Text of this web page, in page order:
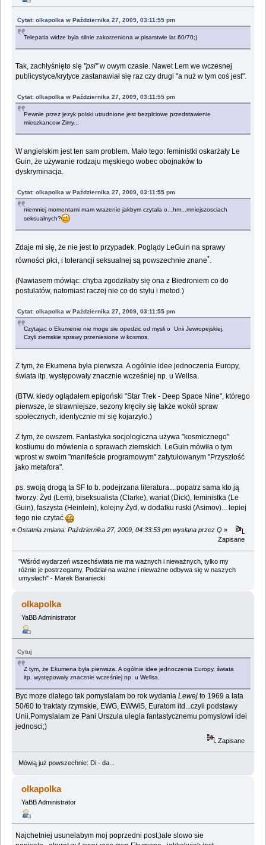
Cytat: olkapolka w Października 27, 2009, 03:11:55 pm
Telepatia widze byla silnie zakorzeniona w pisarstwie lat 60/70;)
Tak, zachłyśnięto się "psi"w owym czasie. Nawet Lem we wczesnej
publicystyce/krytyce zastanawiał się raz czy drugi "a nuż w tym coś jest".
Cytat: olkapolka w Października 27, 2009, 03:11:55 pm
Pewnie przez jezyk polski utrudnione jest bezplciowe przedstawienie
mieszkancow Zimy...
W angielskim jest ten sam problem. Mało tego: feministki oskarżały Le
Guin, że używanie rodzaju męskiego wobec obojnaków to
dyskryminacja.
Cytat: olkapolka w Października 27, 2009, 03:11:55 pm
niemniej momentami mam wrazenie jakbym czytala o...hm...mniejszosciach
seksualnych?
Zdaje mi się, że nie jest to przypadek. Poglądy LeGuin na sprawy
równości płci, i tolerancji seksualnej są powszechnie znane*.
(Nawiasem mówiąc: chyba zgodziłaby się ona z Biedroniem co do
postulatów, natomiast raczej nie co do stylu i metod.)
Cytat: olkapolka w Października 27, 2009, 03:11:55 pm
Czytajac o Ekumenie nie moge sie opedzic od mysli o Unii Jewropejskiej.
Czyli ziemskie sprawy przeniesione w kosmos.
Z tym, że Ekumena była pierwsza. A ogólnie idee jednoczenia Europy,
świata itp. występowały znacznie wcześniej np. u Wellsa.
(BTW. kiedy oglądałem epigoński "Star Trek - Deep Space Nine", którego
pierwsze, te strawniejsze, sezony kręciły się także wokół spraw
społecznych, identycznie mi się kojarzyło.)
Z tym, że owszem. Fantastyka socjologiczna używa "kosmicznego"
kostiumu do mówienia o sprawach ziemskich. LeGuin mówiła o tym
wprost w swoim "manifeście programowym" zatytułowanym "Przyszłość
jako metafora".
ps. swoją drogą ta SF to b. podejrzana literatura... popatrz sama kto ją
tworzy: Żyd (Lem), biseksualista (Clarke), wariat (Dick), feministka (Le
Guin), faszysta (Heinlein), kolejny Żyd, w dodatku ruski (Asimov)... lepiej
tego nie czytać
« Ostatnia zmiana: Października 27, 2009, 04:33:53 pm wysłana przez Q »
Zapisane
"Wśród wydarzeń wszechświata nie ma ważnych i nieważnych, tylko my
różnie je postrzegamy. Podział na ważne i nieważne odbywa się w naszych
umysłach" - Marek Baraniecki
olkapolka
YaBB Administrator
Cytuj
Z tym, że Ekumena była pierwsza. A ogólnie idee jednoczenia Europy, świata
itp. występowały znacznie wcześniej np. u Wellsa.
Byc moze dlatego tak pomyslalam bo rok wydania Lewej to 1969 a lata
50/60 to traktaty rzymskie, EWG, EWWiS, Euratom itd...czyli podstawy
Unii.Pomyslalam ze Pani Urszula ulegla fantastycznemu pomyslowi idei
jednosci;)
Zapisane
Mówią już powszechnie: Di - da...
olkapolka
YaBB Administrator
Najchetniej usunelabym moj poprzedni post;)ale slowo sie